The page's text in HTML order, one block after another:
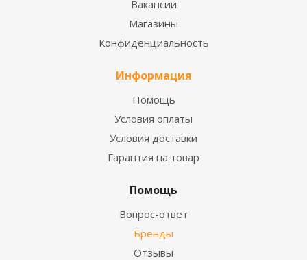
Вакансии
Магазины
Конфиденциальность
Информация
Помощь
Условия оплаты
Условия доставки
Гарантия на товар
Помощь
Вопрос-ответ
Бренды
Отзывы